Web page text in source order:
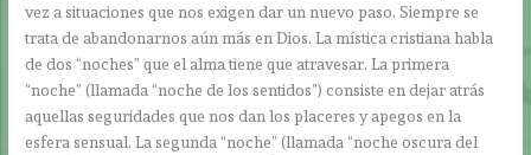
vez a situaciones que nos exigen dar un nuevo paso. Siempre se
trata de abandonarnos aún más en Dios. La mística cristiana habla
de dos “noches” que el alma tiene que atravesar. La primera
“noche” (llamada “noche de los sentidos”) consiste en dejar atrás
aquellas seguridades que nos dan los placeres y apegos en la
esfera sensual. La segunda “noche” (llamada “noche oscura del